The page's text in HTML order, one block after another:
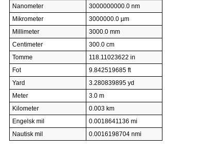
Nanometer
3000000000.0 nm
Mikrometer
3000000.0 µm
Millimeter
3000.0 mm
Centimeter
300.0 cm
Tomme
118.11023622 in
Fot
9.842519685 ft
Yard
3.280839895 yd
Meter
3.0 m
Kilometer
0.003 km
Engelsk mil
0.0018641136 mi
Nautisk mil
0.0016198704 nmi